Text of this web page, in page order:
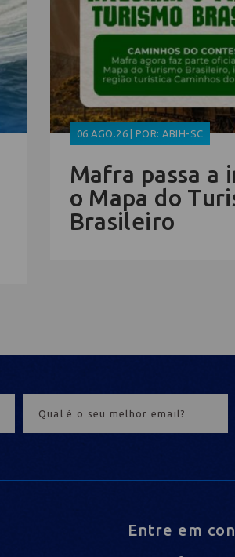
06.AGO.26 | POR: ABIH-SC
Mafra passa a
o Mapa do
Brasileiro
Entre em